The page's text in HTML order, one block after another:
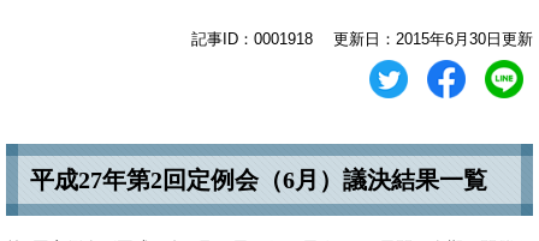
記事ID：0001918 更新日：2015年6月30日更新
平成27年第2回定例会（6月）議決結果一覧